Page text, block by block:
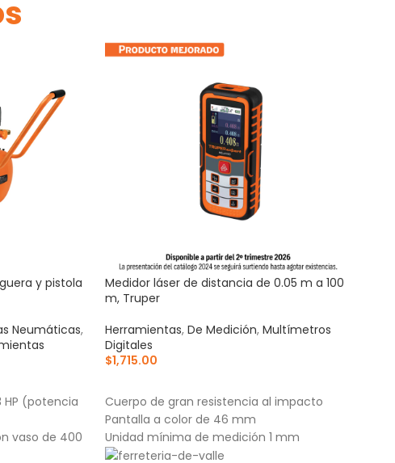
y pistola
Neumáticas,
HP (potencia
vaso de 400
Medidor láser de distancia de 0.05 m a 100
m, Truper
Herramientas, De Medición, Multímetros
Digitales
$1,715.00
Cuerpo de gran resistencia al impacto
Pantalla a color de 46 mm
Unidad mínima de medición 1 mm